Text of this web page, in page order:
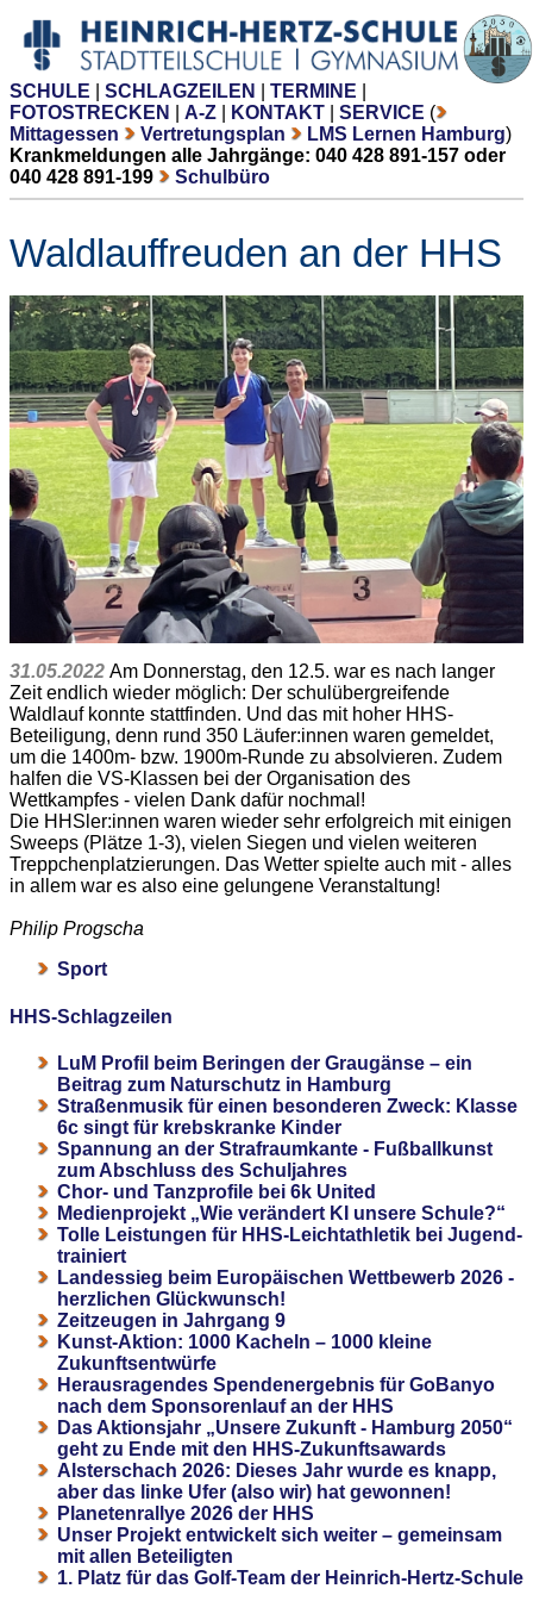
SCHULE SCHLAGZEILEN TERMINE
FOTOSTRECKEN
A-Z KONTAKT SERVICE (
Mittagessen
Vertretungsplan LMS Lernen Hamburg)
Krankmeldungen alle Jahrgänge: 040 428 891-157 oder
040 428 891-199
Schulbüro
Waldlauffreuden an der HHS
31.05.2022 Am Donnerstag, den 12.5. war es nach langer
Zeit endlich wieder möglich: Der schulübergreifende
Waldlauf konnte stattfinden. Und das mit hoher HHS-
Beteiligung, denn rund 350 Läufer:innen waren gemeldet,
um die 1400m- bzw. 1900m-Runde zu absolvieren. Zudem
halfen die VS-Klassen bei der Organisation des
Wettkampfes - vielen Dank dafür nochmal!
Die HHSler:innen waren wieder sehr erfolgreich mit einigen
Sweeps (Plätze 1-3), vielen Siegen und vielen weiteren
Treppchenplatzierungen. Das Wetter spielte auch mit - alles
in allem war es also eine gelungene Veranstaltung!
Philip Progscha
Sport
HHS-Schlagzeilen
LuM Profil beim Beringen der Graugänse – ein
Beitrag zum Naturschutz in Hamburg
Straßenmusik für einen besonderen Zweck: Klasse
6c singt für krebskranke Kinder
Spannung an der Strafraumkante - Fußballkunst
zum Abschluss des Schuljahres
Chor- und Tanzprofile bei 6k United
Medienprojekt „Wie verändert KI unsere Schule?“
Tolle Leistungen für HHS-Leichtathletik bei Jugend-
trainiert
Landessieg beim Europäischen Wettbewerb 2026 -
herzlichen Glückwunsch!
Zeitzeugen in Jahrgang 9
Kunst-Aktion: 1000 Kacheln – 1000 kleine
Zukunftsentwürfe
Herausragendes Spendenergebnis für GoBanyo
nach dem Sponsorenlauf an der HHS
Das Aktionsjahr „Unsere Zukunft - Hamburg 2050“
geht zu Ende mit den HHS-Zukunftsawards
Alsterschach 2026: Dieses Jahr wurde es knapp,
aber das linke Ufer (also wir) hat gewonnen!
Planetenrallye 2026 der HHS
Unser Projekt entwickelt sich weiter – gemeinsam
mit allen Beteiligten
1. Platz für das Golf-Team der Heinrich-Hertz-Schule